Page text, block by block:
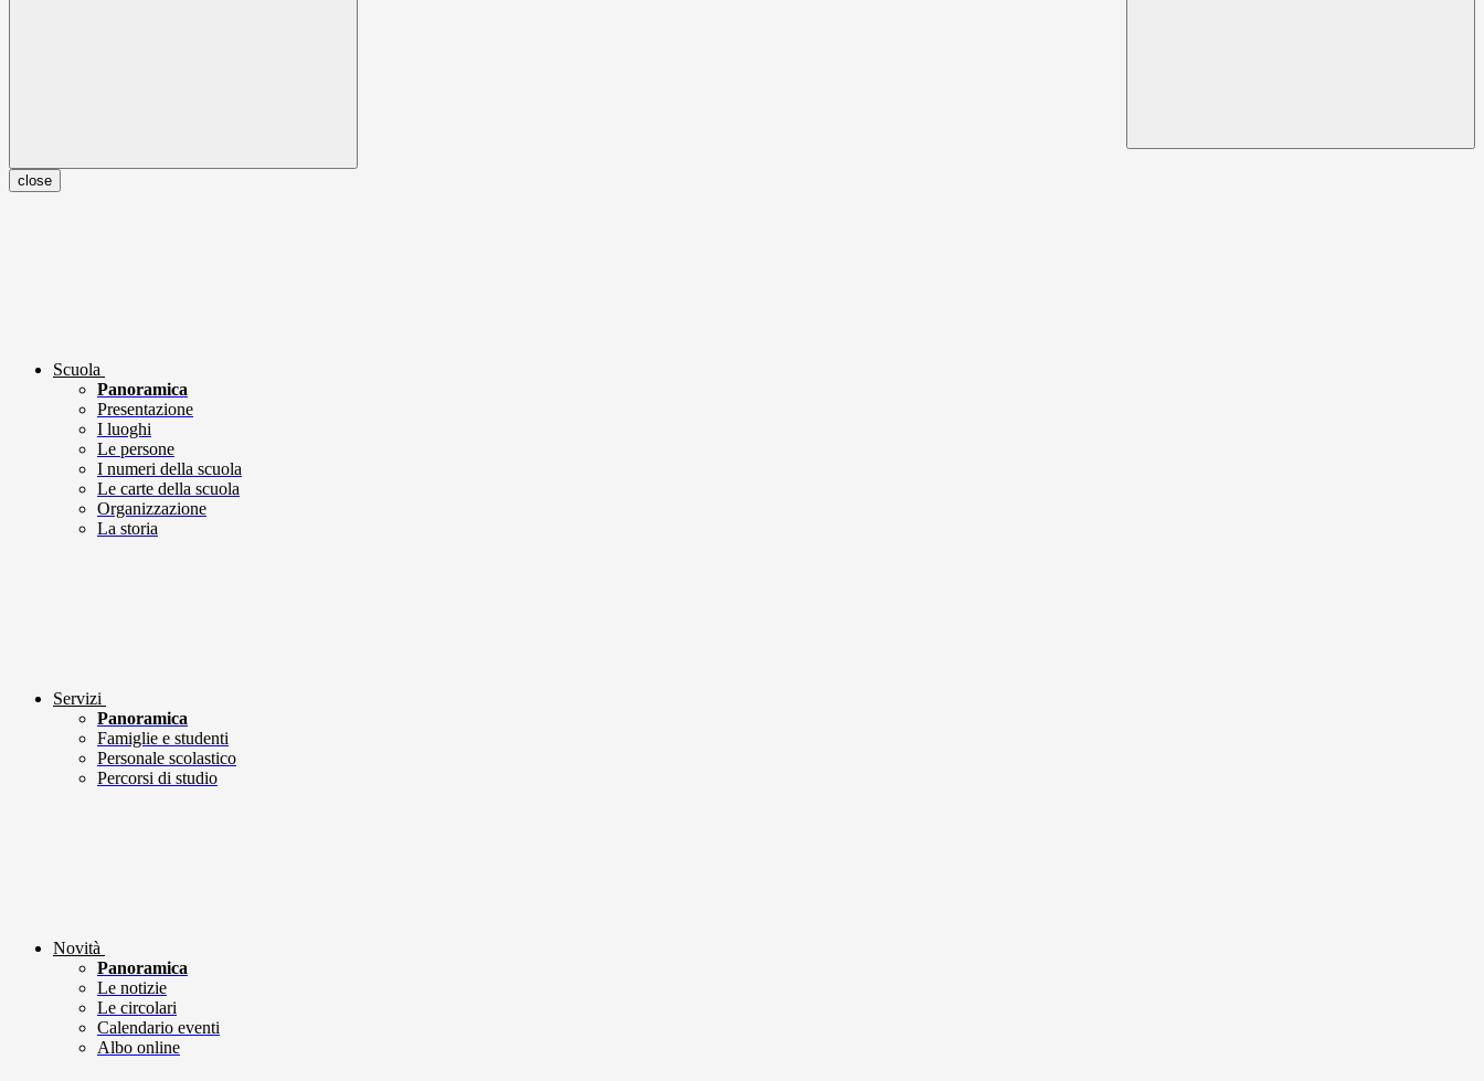
close
Scuola
Panoramica
Presentazione
I luoghi
Le persone
I numeri della scuola
Le carte della scuola
Organizzazione
La storia
Servizi
Panoramica
Famiglie e studenti
Personale scolastico
Percorsi di studio
Novità
Panoramica
Le notizie
Le circolari
Calendario eventi
Albo online